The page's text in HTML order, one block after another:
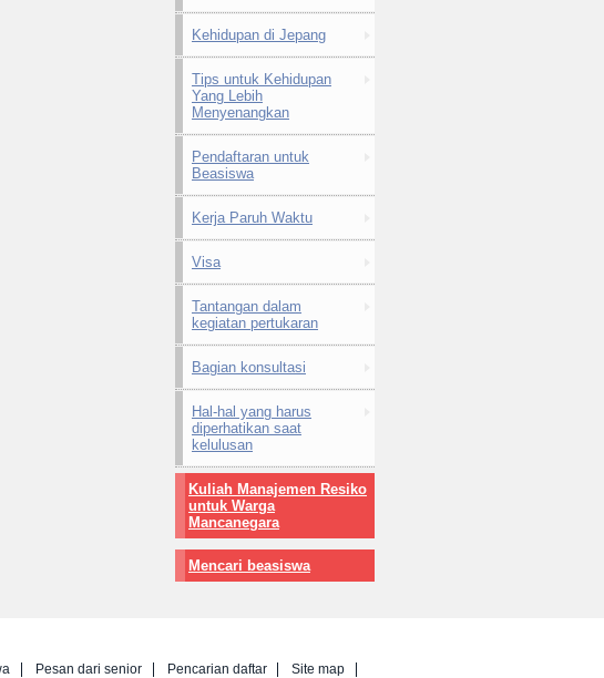
Kehidupan di Jepang
Tips untuk Kehidupan
Yang Lebih
Menyenangkan
Pendaftaran untuk
Beasiswa
Kerja Paruh Waktu
Visa
Tantangan dalam
kegiatan pertukaran
Bagian konsultasi
Hal-hal yang harus
diperhatikan saat
kelulusan
Kuliah Manajemen Resiko
untuk Warga
Mancanegara
Mencari beasiswa
Pesan dari senior Pencarian daftar
Site map